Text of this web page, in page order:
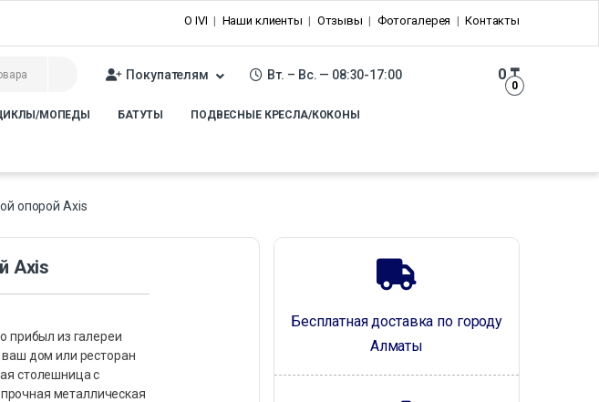
О IVI Наши клиенты Отзывы Фотогалерея Контакты
Покупателям Вт. – Вс. — 08:30-17:00
0
0₸
МОПЕДЫ БАТУТЫ ПОДВЕСНЫЕ КРЕСЛА/КОКОНЫ
опорой Axis
Axis
прибыл из галереи
ваш дом или ресторан
столешница с
металлическая
Бесплатная доставка по городу
Алматы